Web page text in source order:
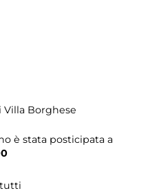
Villa Borghese
è stata posticipata a